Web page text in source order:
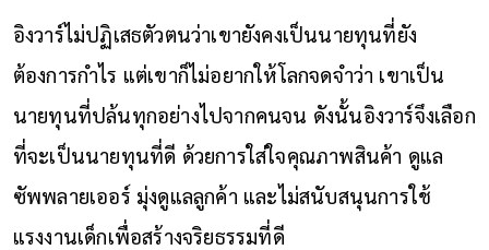
อิงวาร์ไม่ปฏิเสธตัวตนว่าเขายังคงเป็นนายทุนที่ยัง
ต้องการกำไร แต่เขาก็ไม่อยากให้โลกจดจำว่า เขาเป็น
นายทุนที่ปล้นทุกอย่างไปจากคนจน ดังนั้นอิงวาร์จึงเลือก
ที่จะเป็นนายทุนที่ดี ด้วยการใส่ใจคุณภาพสินค้า ดูแล
ซัพพลายเออร์ มุ่งดูแลลูกค้า และไม่สนับสนุนการใช้
แรงงานเด็กเพื่อสร้างจริยธรรมที่ดี